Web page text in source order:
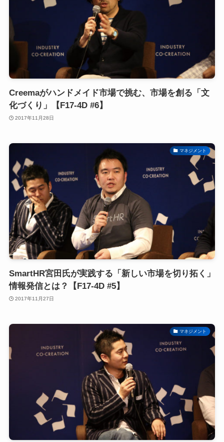
Creemaがハンドメイド市場で挑む、市場を創る「文
化づくり」【F17-4D #6】
2017年11月28日
マネジメント
SmartHR宮田氏が実践する「新しい市場を切り拓く」
情報発信とは？【F17-4D #5】
2017年11月27日
マネジメント